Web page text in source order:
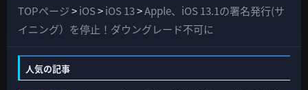
て
の
ゴ
TOPページ>iOS>iOS 13>Apple、iOS 13.1の署名発行(サ
イニング）を停止！ダウングレード不可に
人気の記事